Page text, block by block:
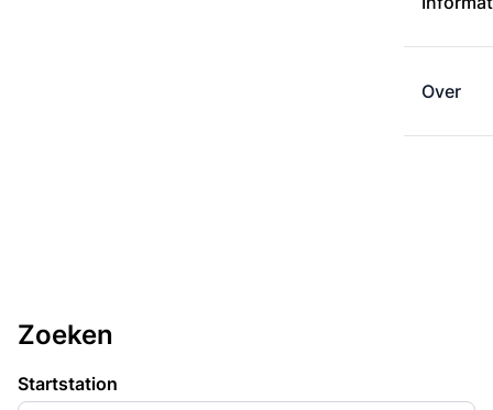
Over
Zoeken
Startstation